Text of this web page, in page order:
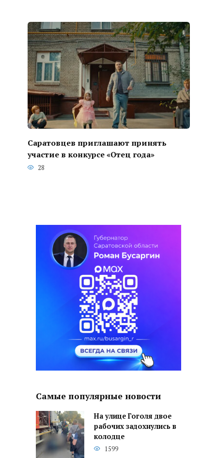
Саратовцев приглашают принять
участие в конкурсе «Отец года»
28
Самые популярные новости
На улице Гоголя двое
рабочих задохнулись в
колодце
1599